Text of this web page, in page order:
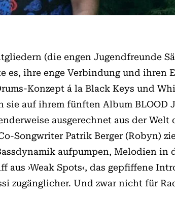
(die engen Jugendfreunde
es, ihre enge Verbindung und ihren
Konzept á la Black Keys und
auf ihrem fünften Album BLOOD
ausgerechnet aus der Welt
Songwriter Patrik Berger (Robyn)
aufpumpen, Melodien in
›Weak Spots‹, das gepfiffene
zugänglicher. Und zwar nicht für